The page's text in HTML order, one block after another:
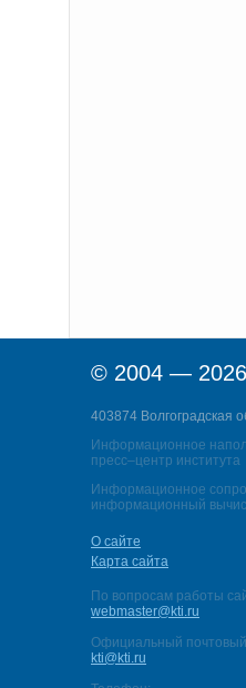
© 2004 — 2026
403874 Волгоградская
Информационное
пресс–центр института
Информационное
информационный
О сайте
Карта сайта
По вопросам работы
webmaster@kti.ru
Официальный почтовый
kti@kti.ru